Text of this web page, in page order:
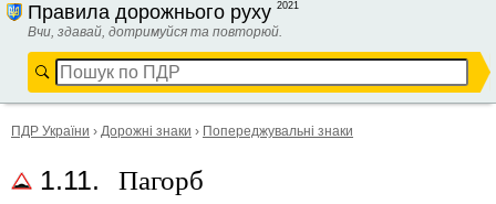
Правила дорожнього руху 2021
Вчи, здавай, дотримуйся та повторюй.
ПДР України › Дорожні знаки › Попереджувальні знаки
1.11. Пагорб